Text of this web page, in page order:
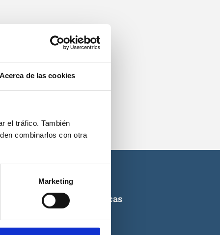
Acerca de las cookies
el tráfico. También
combinarlos con otra
Marketing
de titulaciones náuticas